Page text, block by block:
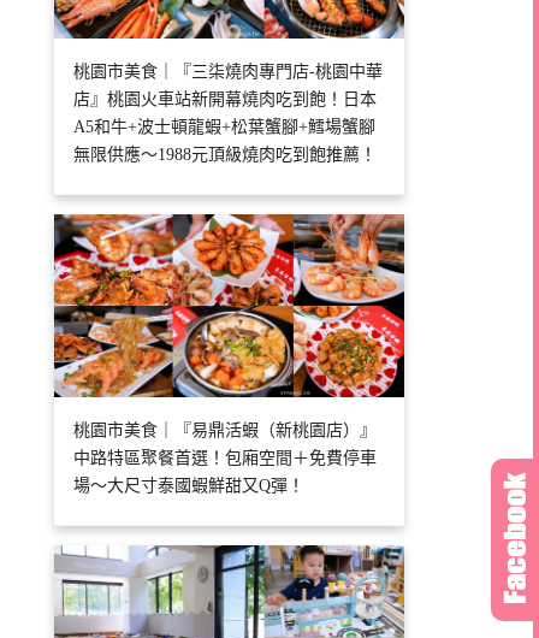
桃園市美食｜『三柒燒肉專門店-桃園中華
店』桃園火車站新開幕燒肉吃到飽！日本
A5和牛+波士頓龍蝦+松葉蟹腳+鱈場蟹腳
無限供應～1988元頂級燒肉吃到飽推薦！
桃園市美食｜『易鼎活蝦（新桃園店）』
中路特區聚餐首選！包廂空間＋免費停車
場～大尺寸泰國蝦鮮甜又Q彈！